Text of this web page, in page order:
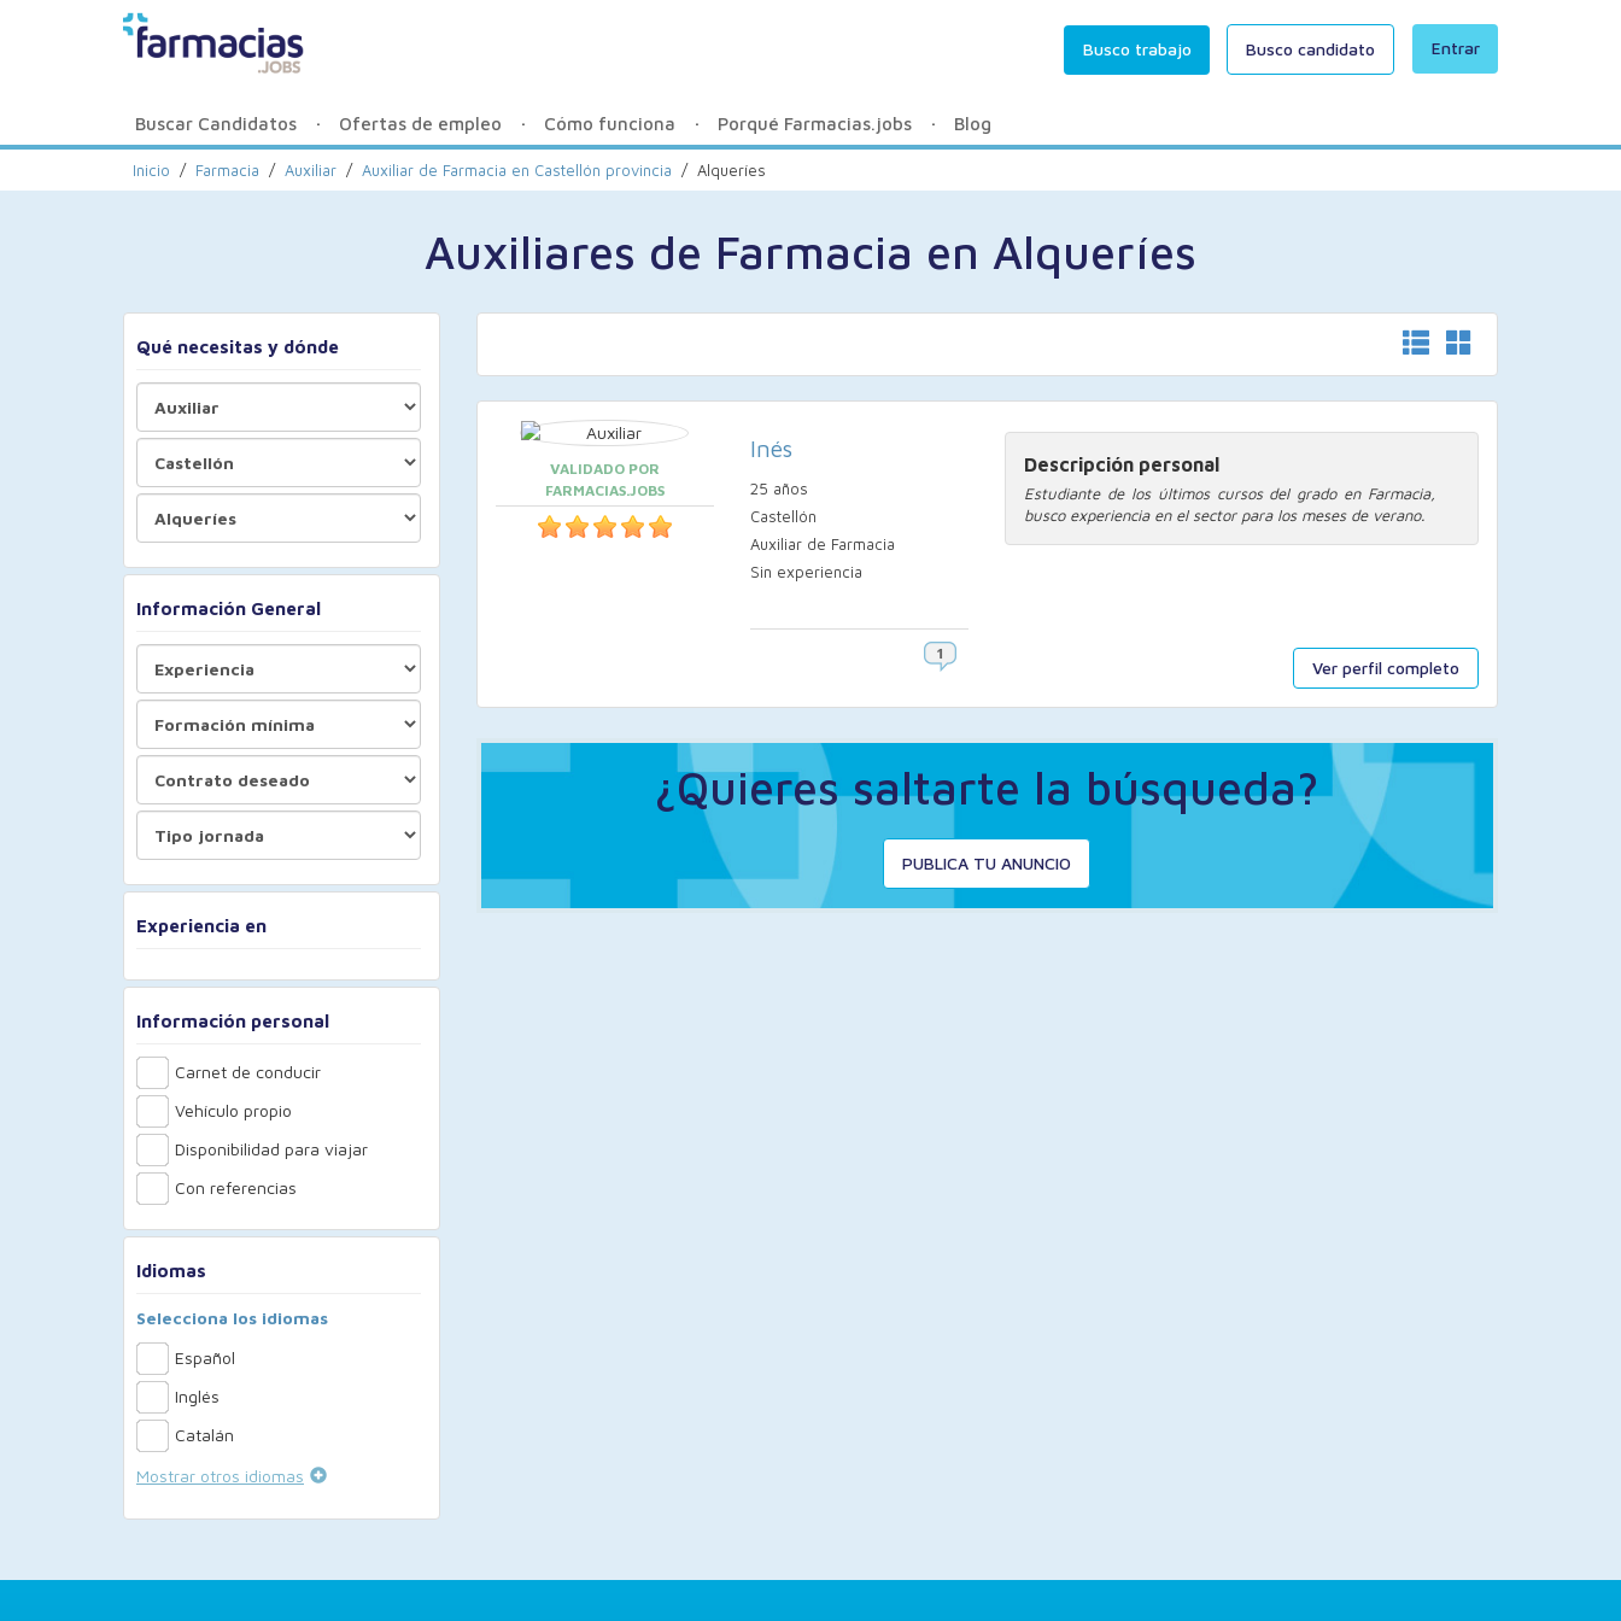
Entrar
Busco trabajo Busco candidato
Buscar Candidatos Ofertas de empleo Cómo funciona Porqué Farmacias.jobs Blog
Inicio / Farmacia / Auxiliar / Auxiliar de Farmacia en Castellón provincia / Alqueríes
Auxiliares de Farmacia en Alqueríes
Qué necesitas y dónde
Información General
Experiencia en
Información personal
Carnet de conducir
Vehículo propio
Disponibilidad para viajar
Con referencias
Idiomas
Selecciona los idiomas
Español
Inglés
Catalán
Mostrar otros idiomas
Ver perfil completo
VALIDADO POR
FARMACIAS.JOBS
Inés
25 años
Castellón
Auxiliar de Farmacia
Sin experiencia
Descripción personal
Estudiante de los últimos cursos del grado en Farmacia,
busco experiencia en el sector para los meses de verano.
¿Quieres saltarte la búsqueda?
PUBLICA TU ANUNCIO